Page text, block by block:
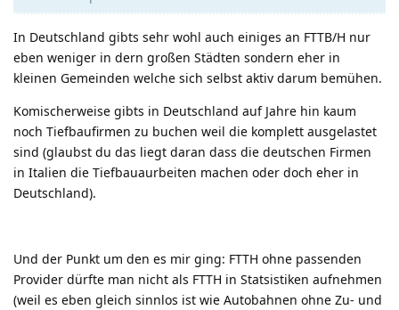
In Deutschland gibts sehr wohl auch einiges an FTTB/H nur
eben weniger in dern großen Städten sondern eher in
kleinen Gemeinden welche sich selbst aktiv darum bemühen.
Komischerweise gibts in Deutschland auf Jahre hin kaum
noch Tiefbaufirmen zu buchen weil die komplett ausgelastet
sind (glaubst du das liegt daran dass die deutschen Firmen
in Italien die Tiefbauaurbeiten machen oder doch eher in
Deutschland).
Und der Punkt um den es mir ging: FTTH ohne passenden
Provider dürfte man nicht als FTTH in Statsistiken aufnehmen
(weil es eben gleich sinnlos ist wie Autobahnen ohne Zu- und